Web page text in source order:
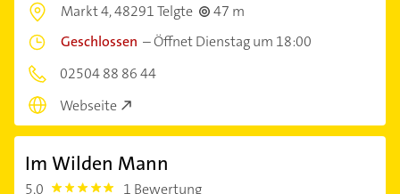
Markt 4,48291 Telgte
47 m
Geschlossen –Öffnet Dienstag um 18:00
02504 88 86 44
Webseite
Im Wilden Mann
5,0 5.0 1 Bewertung